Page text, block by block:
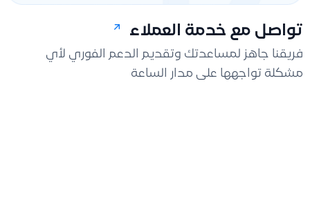
تواصل مع خدمة العملاء
فريقنا جاهز لمساعدتك وتقديم الدعم الفوري لأي
مشكلة تواجهها على مدار الساعة